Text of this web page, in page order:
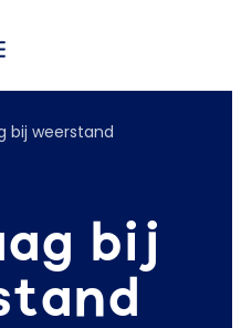
bij weerstand
bij